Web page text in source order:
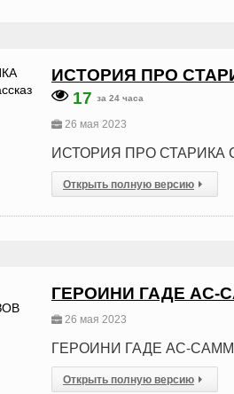
ИСТОРИЯ ПРО
17 за 24 часа
26 мая 2023
ИСТОРИЯ ПРО СТАРИКА
Открыть полную версию
ГЕРОИНИ ГАДЕ
26 мая 2023
ГЕРОИНИ ГАДЕ АС-
Открыть полную версию